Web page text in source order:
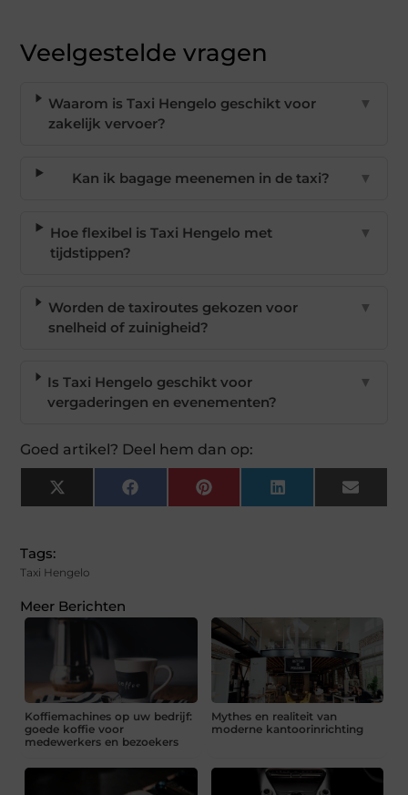
Veelgestelde vragen
Waarom is Taxi Hengelo geschikt voor
zakelijk vervoer?
▼
Kan ik bagage meenemen in de taxi? ▼
Hoe flexibel is Taxi Hengelo met
tijdstippen?
▼
Worden de taxiroutes gekozen voor
snelheid of zuinigheid?
▼
Is Taxi Hengelo geschikt voor
vergaderingen en evenementen?
▼
Goed artikel? Deel hem dan op:
X
(Twitter)
FacebookPinterest LinkedIn Email
Tags:
Taxi Hengelo
Meer Berichten
Koffiemachines op uw bedrijf:
goede koffie voor
medewerkers en bezoekers
Mythes en realiteit van
moderne kantoorinrichting